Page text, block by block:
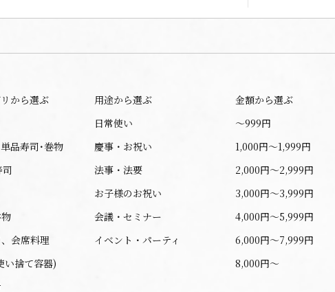
から選ぶ
品寿司･巻物
会席料理
い捨て容器)
用途から選ぶ
日常使い
慶事・お祝い
法事・法要
お子様のお祝い
会議・セミナー
イベント・パーティ
金額から選ぶ
〜999円
1,000円〜1,999円
2,000円〜2,999円
3,000円〜3,999円
4,000円〜5,999円
6,000円〜7,999円
8,000円〜